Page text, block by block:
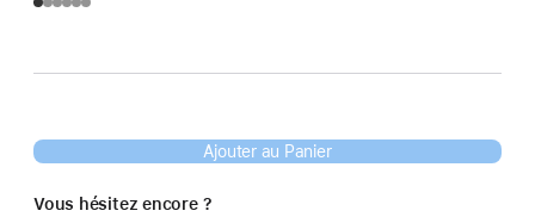
Ajouter au Panier
Vous hésitez encore ?